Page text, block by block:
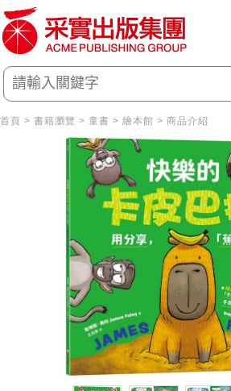
首頁 > 書籍瀏覽 > 童書 > 繪本館 > 商品介紹